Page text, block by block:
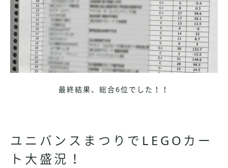
最終結果、総合6位でした！！
ユニバンスまつりでLEGOカー
ト大盛況！